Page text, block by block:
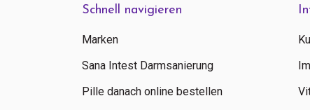
Schnell navigieren
Marken
Sana Intest Darmsanierung
Pille danach online bestellen